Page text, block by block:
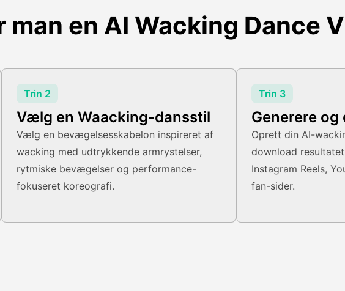
man en AI Wacking Dance
Trin 2
Vælg en Waacking-dansstil
Vælg en bevægelsesskabelon inspireret af
wacking med udtrykkende armrystelser,
rytmiske bevægelser og performance-
fokuseret koreografi.
Trin 3
Generere og
Oprett din AI-
download
Instagram Reels,
fan-sider.